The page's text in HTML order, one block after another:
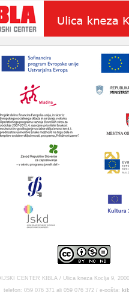
CENTER KIBLA / Ulica kneza Koclja 9,
telefon: 059 076 371 ali 059 076 372 / e-pošta: